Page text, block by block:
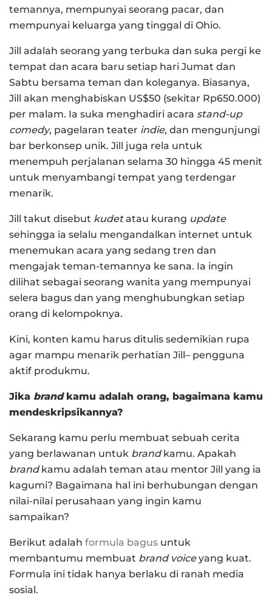
temannya, mempunyai seorang pacar, dan
mempunyai keluarga yang tinggal di Ohio.
Jill adalah seorang yang terbuka dan suka pergi ke
tempat dan acara baru setiap hari Jumat dan
Sabtu bersama teman dan koleganya. Biasanya,
Jill akan menghabiskan US$50 (sekitar Rp650.000)
per malam. Ia suka menghadiri acara stand-up
comedy, pagelaran teater indie, dan mengunjungi
bar berkonsep unik. Jill juga rela untuk
menempuh perjalanan selama 30 hingga 45 menit
untuk menyambangi tempat yang terdengar
menarik.
Jill takut disebut kudetatau kurang update
sehingga ia selalu mengandalkan internet untuk
menemukan acara yang sedang tren dan
mengajak teman-temannya ke sana. Ia ingin
dilihat sebagai seorang wanita yang mempunyai
selera bagus dan yang menghubungkan setiap
orang di kelompoknya.
Kini, konten kamu harus ditulis sedemikian rupa
agar mampu menarik perhatian Jill– pengguna
aktif produkmu.
Jika brandkamu adalah orang, bagaimana kamu
mendeskripsikannya?
Sekarang kamu perlu membuat sebuah cerita
yang berlawanan untuk brandkamu. Apakah
brandkamu adalah teman atau mentor Jill yang ia
kagumi? Bagaimana hal ini berhubungan dengan
nilai-nilai perusahaan yang ingin kamu
sampaikan?
Berikut adalah formula bagus untuk
membantumu membuat brand voiceyang kuat.
Formula ini tidak hanya berlaku di ranah media
sosial.